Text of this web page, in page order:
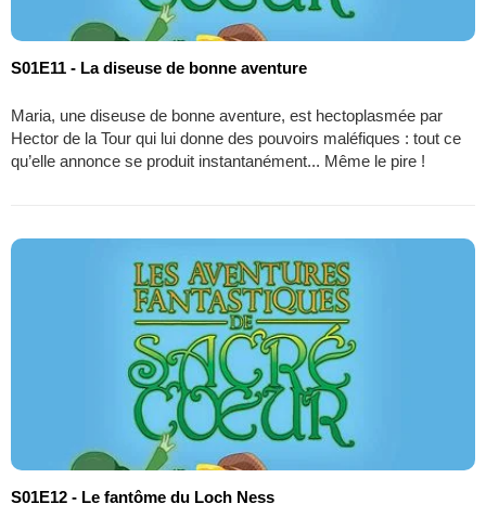
S01E11 - La diseuse de bonne aventure
Maria, une diseuse de bonne aventure, est hectoplasmée par
Hector de la Tour qui lui donne des pouvoirs maléfiques : tout ce
qu’elle annonce se produit instantanément... Même le pire !
S01E12 - Le fantôme du Loch Ness